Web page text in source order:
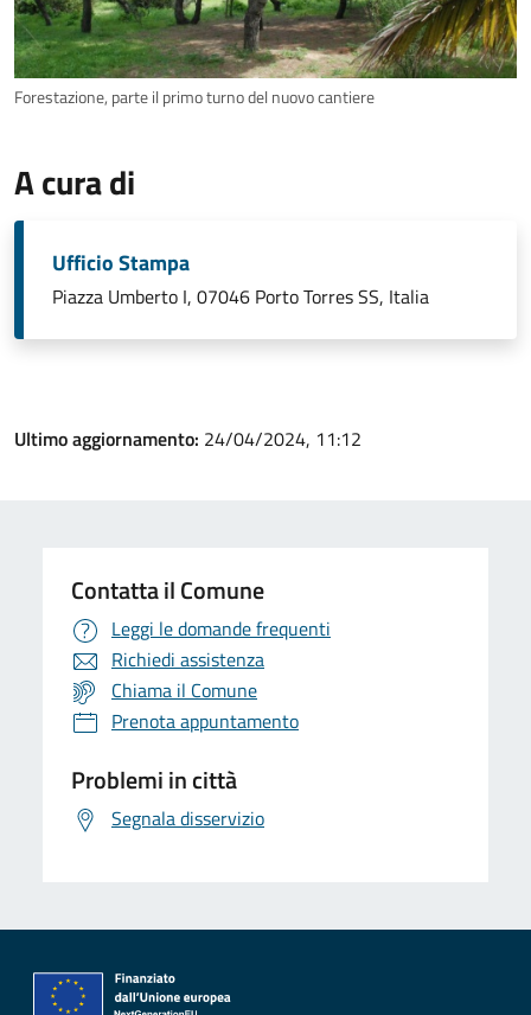
Forestazione, parte il primo turno del nuovo cantiere
A cura di
Ufficio Stampa
Piazza Umberto I, 07046 Porto Torres SS, Italia
Ultimo aggiornamento: 24/04/2024, 11:12
Contatta il Comune
Leggi le domande frequenti
Richiedi assistenza
Chiama il Comune
Prenota appuntamento
Problemi in città
Segnala disservizio